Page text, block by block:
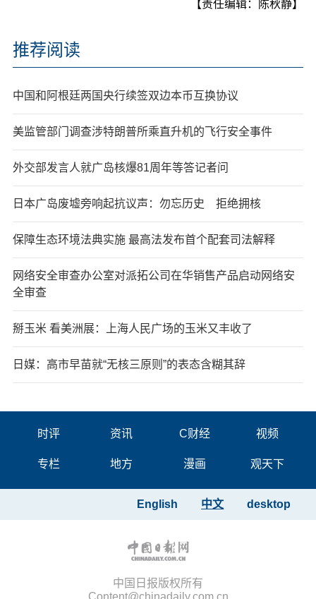
【责任编辑：陈秋静】
推荐阅读
中国和阿根廷两国央行续签双边本币互换协议
美监管部门调查涉特朗普所乘直升机的飞行安全事件
外交部发言人就广岛核爆81周年等答记者问
日本广岛废墟旁响起抗议声：勿忘历史 拒绝拥核
保障生态环境法典实施 最高法发布首个配套司法解释
网络安全审查办公室对派拓公司在华销售产品启动网络安
全审查
掰玉米 看美洲展：上海人民广场的玉米又丰收了
日媒：高市早苗就“无核三原则”的表态含糊其辞
时评 资讯 C财经 视频
专栏 地方 漫画 观天下
desktop
中文
English
中国日报版权所有
Content@chinadaily.com.cn